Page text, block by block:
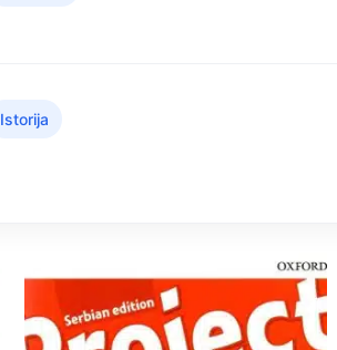
Istorija